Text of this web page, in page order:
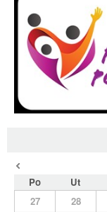
Po Ut
27
28